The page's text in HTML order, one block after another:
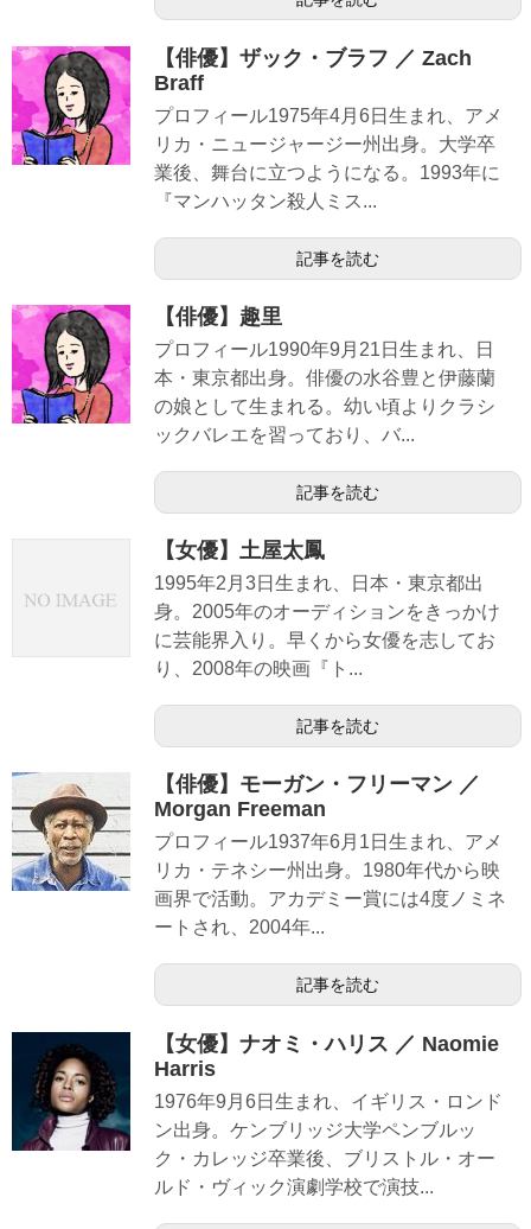
【俳優】ザック・ブラフ ／ Zach
Braff
プロフィール1975年4月6日生まれ、アメ
リカ・ニュージャージー州出身。大学卒
業後、舞台に立つようになる。1993年に
『マンハッタン殺人ミス...
記事を読む
【俳優】趣里
プロフィール1990年9月21日生まれ、日
本・東京都出身。俳優の水谷豊と伊藤蘭
の娘として生まれる。幼い頃よりクラシ
ックバレエを習っており、バ...
記事を読む
【女優】土屋太鳳
1995年2月3日生まれ、日本・東京都出
身。2005年のオーディションをきっかけ
に芸能界入り。早くから女優を志してお
り、2008年の映画『ト...
記事を読む
【俳優】モーガン・フリーマン ／
Morgan Freeman
プロフィール1937年6月1日生まれ、アメ
リカ・テネシー州出身。1980年代から映
画界で活動。アカデミー賞には4度ノミネ
ートされ、2004年...
記事を読む
【女優】ナオミ・ハリス ／ Naomie
Harris
1976年9月6日生まれ、イギリス・ロンド
ン出身。ケンブリッジ大学ペンブルッ
ク・カレッジ卒業後、ブリストル・オー
ルド・ヴィック演劇学校で演技...